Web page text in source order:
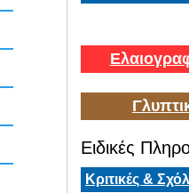
Ειδικές
Κριτικές &